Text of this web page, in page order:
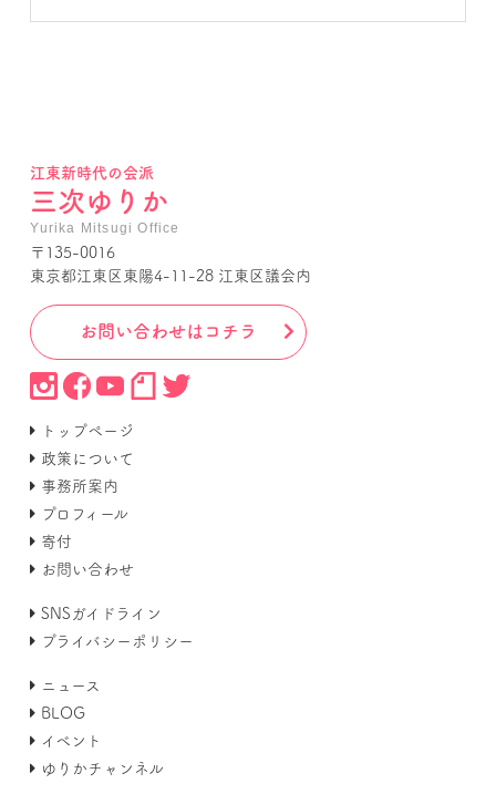
江東新時代の会派
三次ゆりか
Yurika Mitsugi Office
〒135-0016
東京都江東区東陽4-11-28 江東区議会内
お問い合わせはコチラ
トップページ
政策について
事務所案内
プロフィール
寄付
お問い合わせ
SNSガイドライン
プライバシーポリシー
ニュース
BLOG
イベント
ゆりかチャンネル